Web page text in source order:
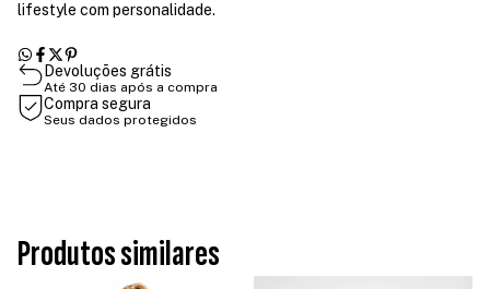
lifestyle com personalidade.
Devoluções grátis
Até 30 dias após a compra
Compra segura
Seus dados protegidos
Produtos similares